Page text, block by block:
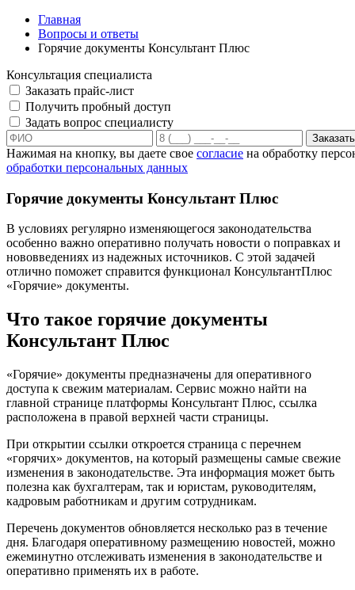
Главная
Вопросы и ответы
Горячие документы Консультант Плюс
Консультация специалиста
Заказать прайс-лист
Получить пробный доступ
Задать вопрос специалисту
Нажимая на кнопку, вы даете свое согласие на обработку
обработки персональных данных
Горячие документы Консультант Плюс
В условиях регулярно изменяющегося законодательства
особенно важно оперативно получать новости о поправках и
нововведениях из надежных источников. С этой задачей
отлично поможет справится функционал КонсультантПлюс
«Горячие» документы.
Что такое горячие документы
Консультант Плюс
«Горячие» документы предназначены для оперативного
доступа к свежим материалам. Сервис можно найти на
главной странице платформы Консультант Плюс, ссылка
расположена в правой верхней части страницы.
При открытии ссылки откроется страница с перечнем
«горячих» документов, на который размещены самые свежие
изменения в законодательстве. Эта информация может быть
полезна как бухгалтерам, так и юристам, руководителям,
кадровым работникам и другим сотрудникам.
Перечень документов обновляется несколько раз в течение
дня. Благодаря оперативному размещению новостей, можно
ежеминутно отслеживать изменения в законодательстве и
оперативно применять их в работе.